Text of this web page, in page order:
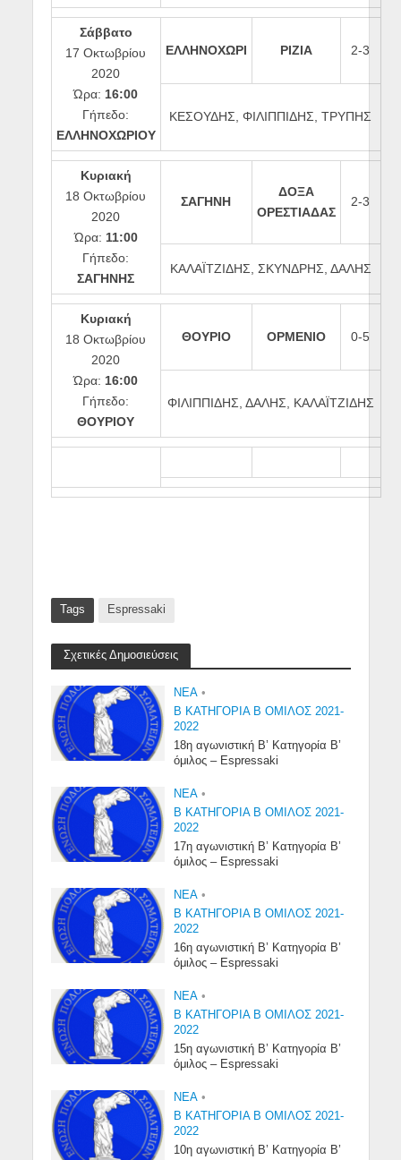
Σάββατο
17 Οκτωβρίου
2020
Ώρα: 16:00
Γήπεδο:
ΕΛΛΗΝΟΧΩΡΙΟΥ
ΕΛΛΗΝΟΧΩΡΙ ΡΙΖΙΑ 2-3
ΚΕΣΟΥΔΗΣ, ΦΙΛΙΠΠΙΔΗΣ, ΤΡΥΠΗΣ
Κυριακή
18 Οκτωβρίου
2020
Ώρα: 11:00
Γήπεδο:
ΣΑΓΗΝΗΣ
ΣΑΓΗΝΗ
ΔΟΞΑ
ΟΡΕΣΤΙΑΔΑΣ
2-3
ΚΑΛΑΪΤΖΙΔΗΣ, ΣΚΥΝΔΡΗΣ, ΔΑΛΗΣ
Κυριακή
18 Οκτωβρίου
2020
Ώρα: 16:00
Γήπεδο:
ΘΟΥΡΙΟΥ
ΘΟΥΡΙΟ ΟΡΜΕΝΙΟ 0-5
ΦΙΛΙΠΠΙΔΗΣ, ΔΑΛΗΣ, ΚΑΛΑΪΤΖΙΔΗΣ
Tags Espressaki
Σχετικές Δημοσιεύσεις
NEA •
Β ΚΑΤΗΓΟΡΙΑ Β ΟΜΙΛΟΣ 2021-
2022
18η αγωνιστική Β’ Κατηγορία Β’
όμιλος – Espressaki
NEA •
Β ΚΑΤΗΓΟΡΙΑ Β ΟΜΙΛΟΣ 2021-
2022
17η αγωνιστική Β’ Κατηγορία Β’
όμιλος – Espressaki
NEA •
Β ΚΑΤΗΓΟΡΙΑ Β ΟΜΙΛΟΣ 2021-
2022
16η αγωνιστική Β’ Κατηγορία Β’
όμιλος – Espressaki
NEA •
Β ΚΑΤΗΓΟΡΙΑ Β ΟΜΙΛΟΣ 2021-
2022
15η αγωνιστική Β’ Κατηγορία Β’
όμιλος – Espressaki
NEA •
Β ΚΑΤΗΓΟΡΙΑ Β ΟΜΙΛΟΣ 2021-
2022
10η αγωνιστική Β’ Κατηγορία Β’